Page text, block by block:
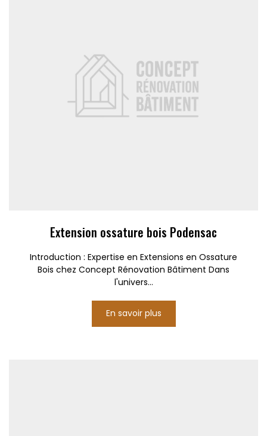
Extension ossature bois Podensac
Introduction : Expertise en Extensions en Ossature
Bois chez Concept Rénovation Bâtiment Dans
l'univers...
En savoir plus